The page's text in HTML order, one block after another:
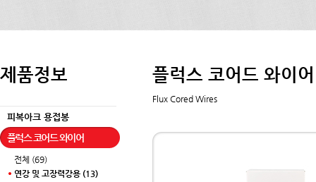
제품정보
피복아크 용접봉
플럭스 코어드 와이어
전체 (69)
연강 및 고장력강용 (13)
플럭스 코어드 와이어
Flux Cored Wires